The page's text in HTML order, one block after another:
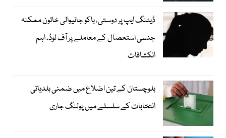
ڈیٹنگ ایپ پر دوستی، باکو جانیوالی خاتون ممکنہ
جنسی استحصال کے معاملے پر آف لوڈ، اہم
انکشافات
بلوچستان کے تین اضلاع میں ضمنی بلدیاتی
انتخابات کے سلسلے میں پولنگ جاری